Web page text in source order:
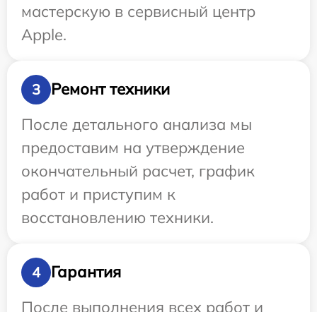
мастерскую в сервисный центр
Apple.
3
Ремонт техники
После детального анализа мы
предоставим на утверждение
окончательный расчет, график
работ и приступим к
восстановлению техники.
4
Гарантия
После выполнения всех работ и